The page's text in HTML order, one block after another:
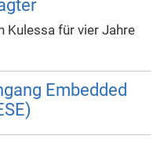
Kulessa für vier Jahre
Embedded